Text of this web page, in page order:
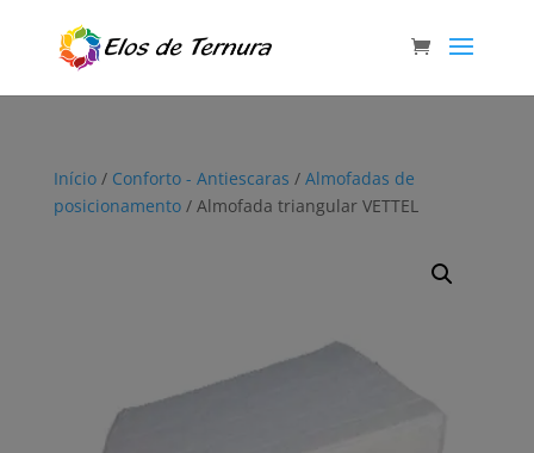
Início/ Conforto - Antiescaras / Almofadas de
posicionamento/ Almofada triangular VETTEL